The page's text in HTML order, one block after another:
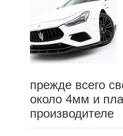
прежде всего
около 4мм и
производителе